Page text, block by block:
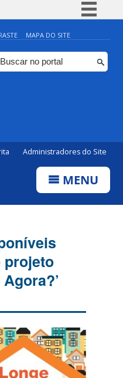
Simplifique!
Comunica BR
Participe
MAPA DO SITE
Administradores do Site
MENU
projeto